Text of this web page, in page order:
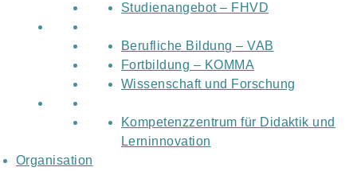
Studienangebot – FHVD
Berufliche Bildung – VAB
Fortbildung – KOMMA
Wissenschaft und Forschung
Kompetenzzentrum für Didaktik und
Lerninnovation
Organisation